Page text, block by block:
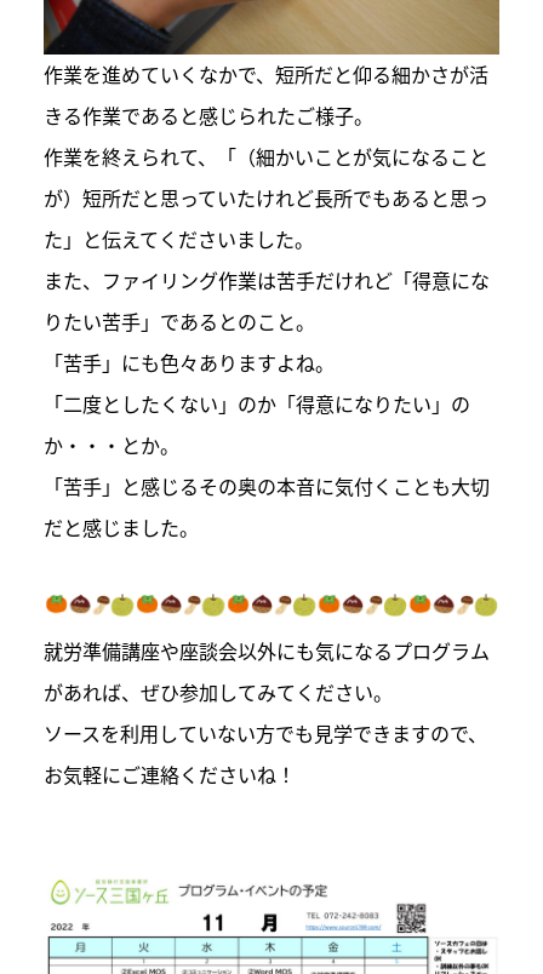
作業を進めていくなかで、短所だと仰る細かさが活
きる作業であると感じられたご様子。
作業を終えられて、「（細かいことが気になること
が）短所だと思っていたけれど長所でもあると思っ
た」と伝えてくださいました。
また、ファイリング作業は苦手だけれど「得意にな
りたい苦手」であるとのこと。
「苦手」にも色々ありますよね。
「二度としたくない」のか「得意になりたい」の
か・・・とか。
「苦手」と感じるその奥の本音に気付くことも大切
だと感じました。
就労準備講座や座談会以外にも気になるプログラム
があれば、ぜひ参加してみてください。
ソースを利用していない方でも見学できますので、
お気軽にご連絡くださいね！